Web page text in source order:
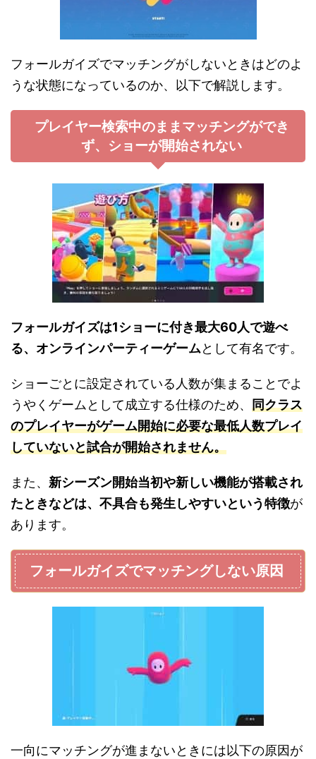
フォールガイズでマッチングがしないときはどのよ
うな状態になっているのか、以下で解説します。
プレイヤー検索中のままマッチングができ
ず、ショーが開始されない
フォールガイズは1ショーに付き最大60人で遊べ
る、オンラインパーティーゲームとして有名です。
ショーごとに設定されている人数が集まることでよ
うやくゲームとして成立する仕様のため、 同クラス
のプレイヤーがゲーム開始に必要な最低人数プレイ
していないと試合が開始されません。
また、 新シーズン開始当初や新しい機能が搭載され
たときなどは、不具合も発生しやすいという特徴が
あります。
フォールガイズでマッチングしない原因
一向にマッチングが進まないときには以下の原因が